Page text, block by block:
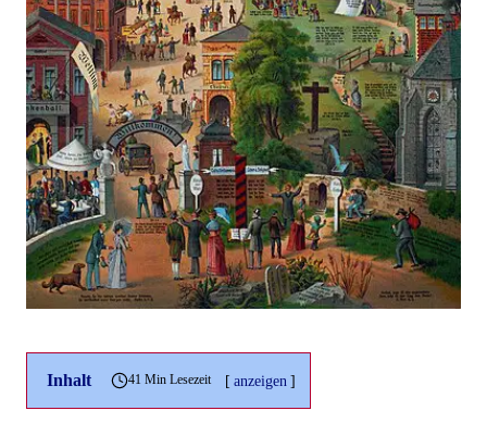
Inhalt 41 Min Lesezeit [ anzeigen ]